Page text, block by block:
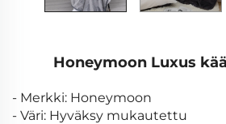
Honeymoon Luxus
- Merkki: Honeymoon
- Väri: Hyväksy mukautettu